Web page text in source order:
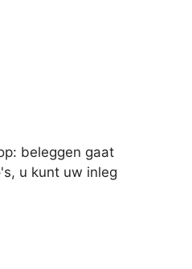
beleggen gaat
u kunt uw inleg